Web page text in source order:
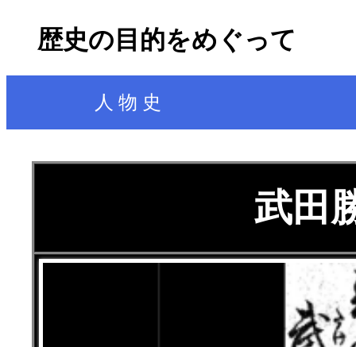
歴史の目的をめぐって
人 物 史
武田